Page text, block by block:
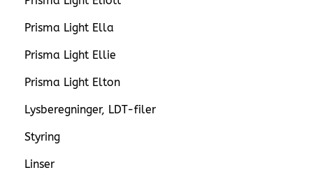
Prisma Light Ella
Prisma Light Ellie
Prisma Light Elton
Lysberegninger, LDT-filer
Styring
Linser